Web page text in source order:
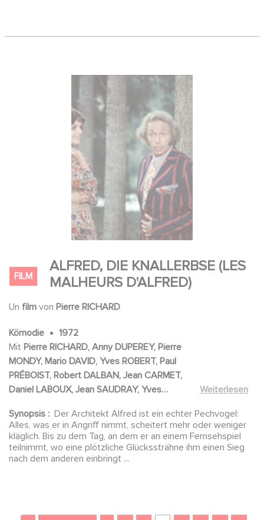
FILM
ALFRED, DIE KNALLERBSE (LES
MALHEURS D'ALFRED)
Un film von Pierre RICHARD
Kömodie
1972
Mit Pierre RICHARD, Anny DUPEREY, Pierre
MONDY, Mario DAVID, Yves ROBERT, Paul
PRÉBOIST, Robert DALBAN, Jean CARMET,
Daniel LABOUX, Jean SAUDRAY, Yves
Jean OBÉ, Jean MERMET, Evelyne BUYLE,
André NADER, Georges BELLER, Patrick
MESSE, Charles CHARRAS, Ren VILLERS,
Serge BERRY, Jean RUPERT, Claude DEBORD
Weiterlesen
Synopsis : Der Architekt Alfred ist ein echter Pechvogel:
Alles, was er in Angriff nimmt, scheitert mehr oder weniger
kläglich. Bis zu dem Tag, an dem er an einem Fernsehspiel
teilnimmt, wo eine plötzliche Glückssträhne ihm einen Sieg
nach dem anderen einbringt ...
Seitennummerierung